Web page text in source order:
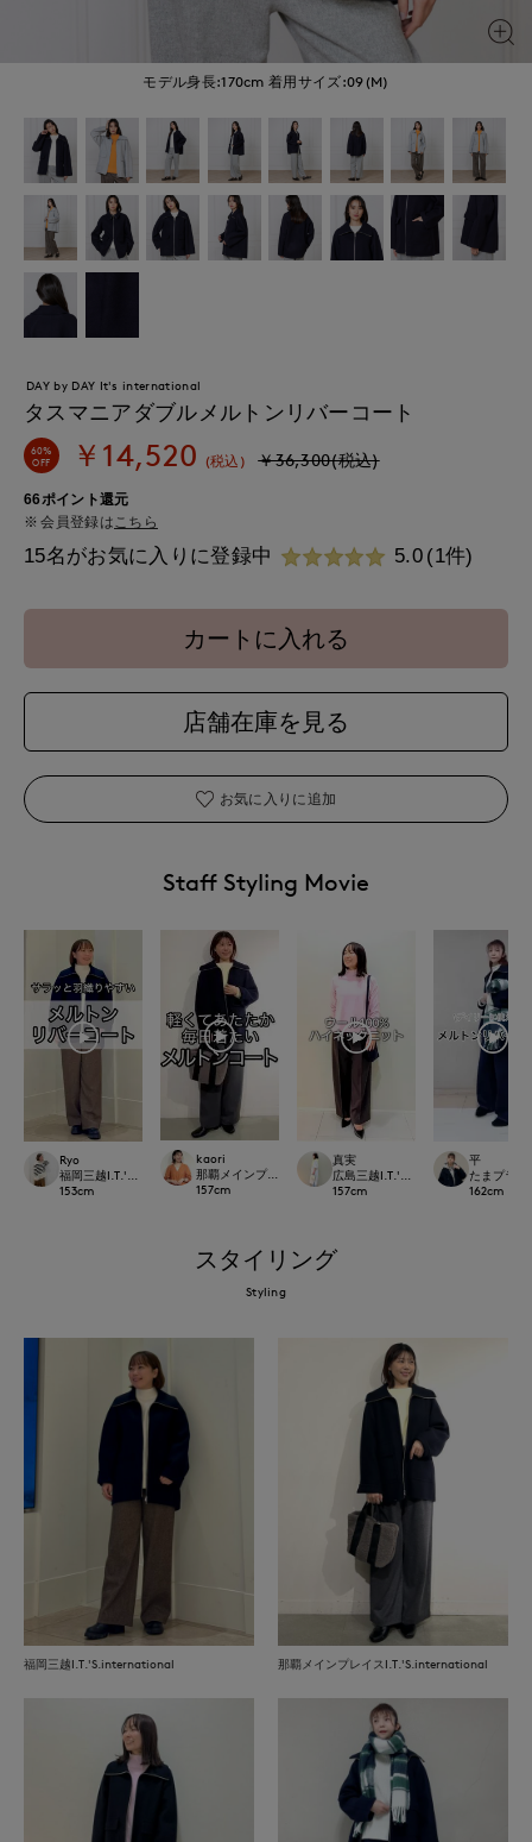
モデル身長:170cm 着用サイズ:09(M)
DAY by DAY It's international
タスマニアダブルメルトンリバーコート
60%
OFF
￥14,520 (税込) ￥36,300(税込)
66ポイント還元
会員登録は こちら
15名がお気に入りに登録中 5.0 (1件)
カートに入れる
店舗在庫を見る
お気に入りに追加
Staff Styling Movie
Ryo
福岡三越I.T.'S.international
153cm
kaori
那覇メインプレイスI.T.'S.international
157cm
真実
広島三越I.T.'S.international
157cm
平
たまプラ
162cm
スタイリング
Styling
福岡三越I.T.'S.international 那覇メインプレイスI.T.'S.international